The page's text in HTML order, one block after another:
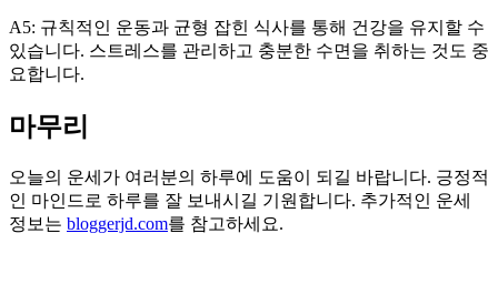
A5: 규칙적인 운동과 균형 잡힌 식사를 통해 건강을 유지할 수
있습니다. 스트레스를 관리하고 충분한 수면을 취하는 것도 중
요합니다.
마무리
오늘의 운세가 여러분의 하루에 도움이 되길 바랍니다. 긍정적
인 마인드로 하루를 잘 보내시길 기원합니다. 추가적인 운세
정보는 bloggerjd.com를 참고하세요.